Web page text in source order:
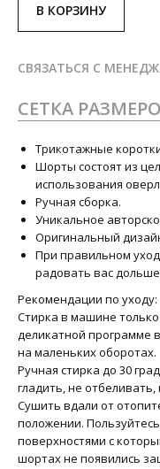
В КОРЗИНУ
СВЯЗАТЬСЯ С
СЕТКА
Трикотажные
Шорты состоят из
использования
Ручная сборка.
Уникальное
Оригинальный
При правильном
радовать вас
Рекомендации по уходу:
Стирка в машине
деликатной программе
на маленьких оборотах.
Ручная стирка до 30
гладить, не
Сушить вдали от
положении.
поверхностями с
шортах не появились